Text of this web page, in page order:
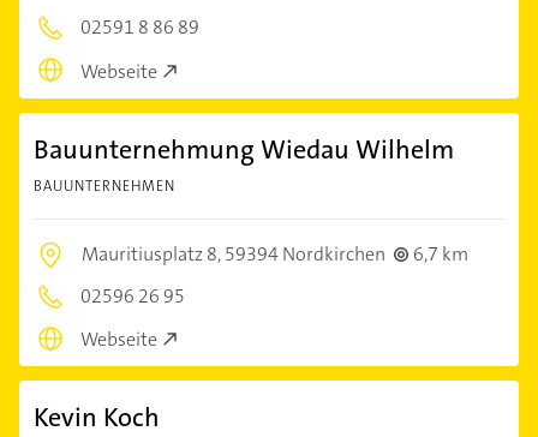
02591 8 86 89
Webseite
Bauunternehmung Wiedau Wilhelm
BAUUNTERNEHMEN
Mauritiusplatz 8,59394 Nordkirchen
6,7 km
02596 26 95
Webseite
Kevin Koch